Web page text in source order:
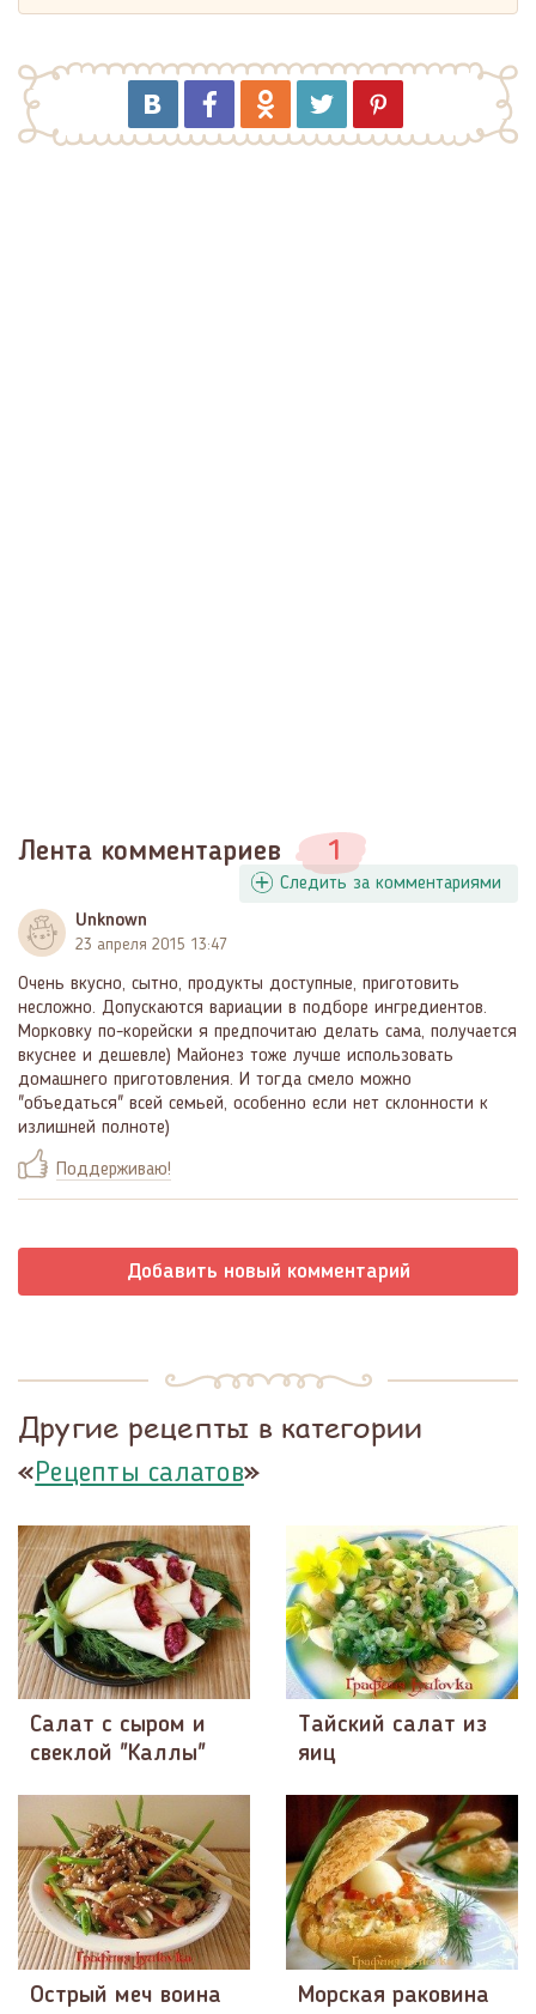
Лента комментариев 1
Следить за комментариями
Unknown
23 апреля 2015 13:47
Очень вкусно, сытно, продукты доступные, приготовить
несложно. Допускаются вариации в подборе ингредиентов.
Морковку по-корейски я предпочитаю делать сама, получается
вкуснее и дешевле) Майонез тоже лучше использовать
домашнего приготовления. И тогда смело можно
"объедаться" всей семьей, особенно если нет склонности к
излишней полноте)
Поддерживаю!
Добавить новый комментарий
Другие рецепты в категории
«Рецепты салатов»
Салат с сыром и
свеклой "Каллы"
Тайский салат из
яиц
Острый меч воина
Морская раковина